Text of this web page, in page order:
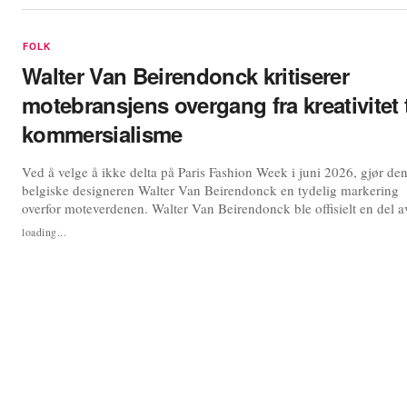
FOLK
Walter Van Beirendonck kritiserer
motebransjens overgang fra kreativitet
kommersialisme
Ved å velge å ikke delta på Paris Fashion Week i juni 2026, gjør den
belgiske designeren Walter Van Beirendonck en tydelig markering
overfor moteverdenen. Walter Van Beirendonck ble offisielt en del
herremoteuken i Paris i januar 1997. I et intervju med The
anledning sitt førtiårsjubileum, formidlet av hans parisiske
loading...